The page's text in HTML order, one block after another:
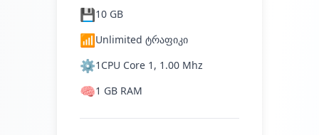
💾10 GB
📶Unlimited ტრაფიკი
⚙️1CPU Core 1, 1.00 Mhz
🧠1 GB RAM